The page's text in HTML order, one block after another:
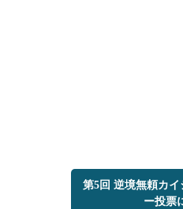
第5回 逆境無頼カ
ー投票